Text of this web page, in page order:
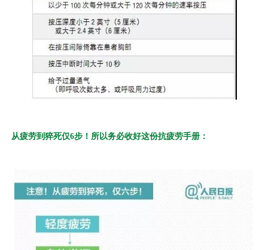
从疲劳到猝死仅6步！所以务必收好这份抗疲劳手册：